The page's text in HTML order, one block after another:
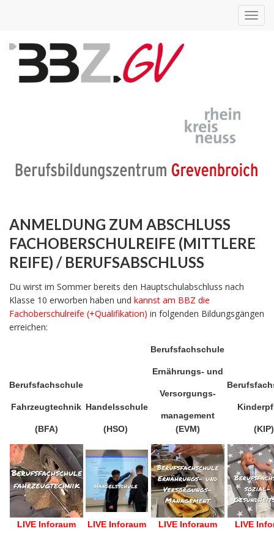
ANMELDUNG ZUM ABSCHLUSS
FACHOBERSCHULREIFE (MITTLERE
REIFE) / BERUFSABSCHLUSS
Du wirst im Sommer bereits den Hauptschulabschluss nach
Klasse 10 erworben haben und kannst am BBZ die
Fachoberschulreife (+Qualifikation) in folgenden Bildungsgängen
erreichen:
Berufsfachschule
Fahrzeugtechnik
(BFA)
Handelsschule
(HSO)
Berufsfachschule
Ernährungs- und
Versorgungs-
management
(EVM)
(KIP)
LIVE Inforaum LIVE Inforaum LIVE Inforaum LIVE